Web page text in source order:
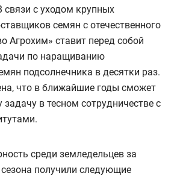
связи с уходом крупных
семян с отечественного
Агрохим» ставит перед собой
по наращиванию
подсолнечника в десятки раз.
что в ближайшие годы сможет
задачу в тесном сотрудничестве с
среди земледельцев за
получили следующие